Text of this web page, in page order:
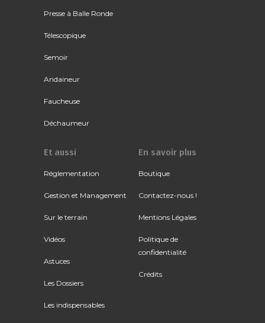
Presse à Balle Ronde
Télescopique
Semoir
Andaineur
Faucheuse
Déchaumeur
Et aussi
Réglementation
Gestion et Management
Sur le terrain
Vidéos
Astuces
Les Dossiers
Les indispensables
En savoir plus
Boutique
Contactez-nous !
Mentions Légales
Politique de
confidentialité
Crédits